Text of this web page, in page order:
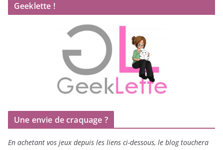
Geeklette !
Une envie de craquage ?
En achetant vos jeux depuis les liens ci-dessous, le blog touchera